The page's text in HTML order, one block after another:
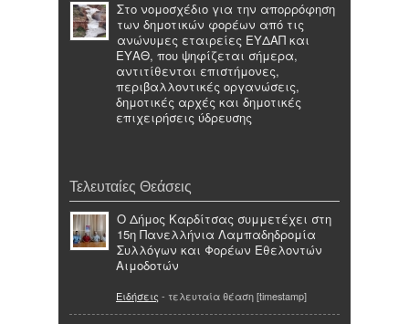
Στο νομοσχέδιο για την απορρόφηση
των δημοτικών φορέων από τις
ανώνυμες εταιρείες ΕΥΔΑΠ και
ΕΥΑΘ, που ψηφίζεται σήμερα,
αντιτίθενται επιστήμονες,
περιβαλλοντικές οργανώσεις,
δημοτικές αρχές και δημοτικές
επιχειρήσεις ύδρευσης
Τελευταίες Θεάσεις
Ο Δήμος Καρδίτσας συμμετέχει στη
15η Πανελλήνια Λαμπαδηδρομία
Συλλόγων και Φορέων Εθελοντών
Αιμοδοτών
Ειδήσεις - τελευταία θέαση [timestamp]